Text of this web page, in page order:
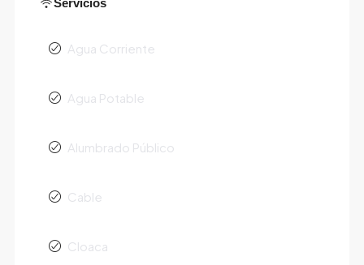
Servicios
Agua Corriente
Agua Potable
Alumbrado Público
Cable
Cloaca